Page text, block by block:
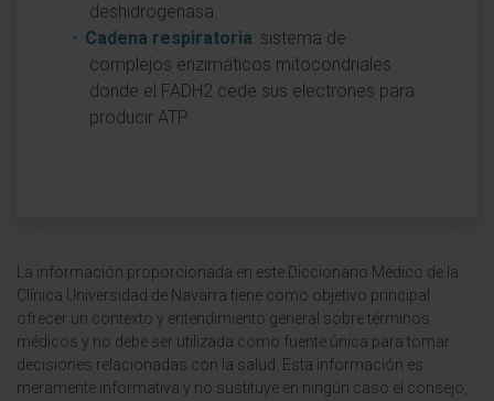
deshidrogenasa.
Cadena respiratoria: sistema de
complejos enzimáticos mitocondriales
donde el FADH2 cede sus electrones para
producir ATP.
La información proporcionada en este Diccionario Médico de la
Clínica Universidad de Navarra tiene como objetivo principal
ofrecer un contexto y entendimiento general sobre términos
médicos y no debe ser utilizada como fuente única para tomar
decisiones relacionadas con la salud. Esta información es
meramente informativa y no sustituye en ningún caso el consejo,